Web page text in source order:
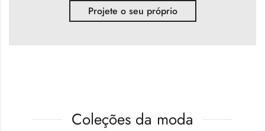
Projete o seu próprio
Coleções da moda